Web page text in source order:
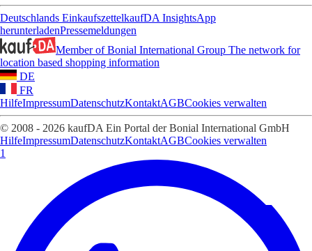
Deutschlands EinkaufszettelkaufDA InsightsApp
herunterladenPressemeldungen
Member of Bonial International Group The network for
location based shopping information
DE
FR
HilfeImpressumDatenschutzKontaktAGBCookies verwalten
© 2008 - 2026 kaufDA Ein Portal der Bonial International GmbH
HilfeImpressumDatenschutzKontaktAGBCookies verwalten
1